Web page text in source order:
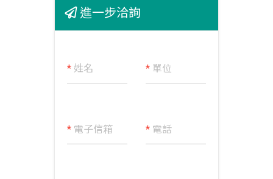
進一步洽詢
*姓名 * 單位
*電子信箱 * 電話